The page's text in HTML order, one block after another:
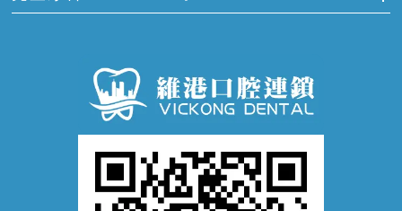
牙痛
牙科通識
牙齦炎
牙齦萎縮